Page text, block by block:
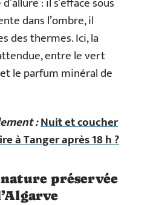
dans l’ombre, il
des thermes. Ici, la
entre le vert
le parfum minéral de
:Nuit et coucher
à Tanger après 18 h ?
préservée